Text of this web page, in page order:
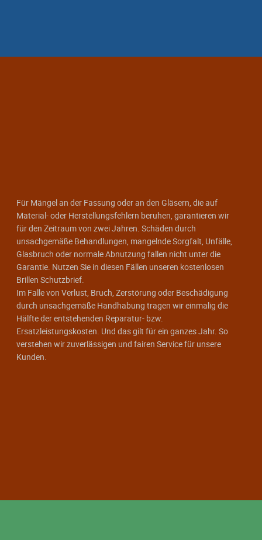
Für Mängel an der Fassung oder an den Gläsern, die auf
Material- oder Herstellungsfehlern beruhen, garantieren wir
für den Zeitraum von zwei Jahren. Schäden durch
unsachgemäße Behandlungen, mangelnde Sorgfalt, Unfälle,
Glasbruch oder normale Abnutzung fallen nicht unter die
Garantie. Nutzen Sie in diesen Fällen unseren kostenlosen
Brillen Schutzbrief.
Im Falle von Verlust, Bruch, Zerstörung oder Beschädigung
durch unsachgemäße Handhabung tragen wir einmalig die
Hälfte der entstehenden Reparatur- bzw.
Ersatzleistungskosten. Und das gilt für ein ganzes Jahr. So
verstehen wir zuverlässigen und fairen Service für unsere
Kunden.